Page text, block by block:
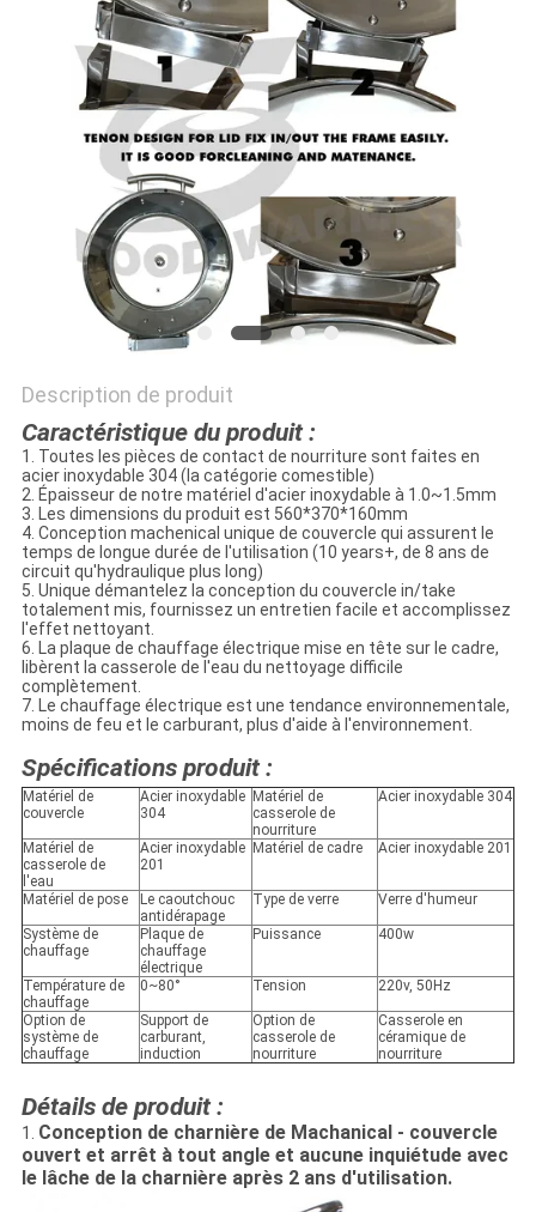
PRIVACY
POLICY
Description de produit
Caractéristique du produit :
1. Toutes les pièces de contact de nourriture sont faites en
acier inoxydable 304 (la catégorie comestible)
2. Épaisseur de notre matériel d'acier inoxydable à 1.0~1.5mm
3. Les dimensions du produit est 560*370*160mm
4. Conception machenical unique de couvercle qui assurent le
temps de longue durée de l'utilisation (10 years+, de 8 ans de
circuit qu'hydraulique plus long)
5. Unique démantelez la conception du couvercle in/take
totalement mis, fournissez un entretien facile et accomplissez
l'effet nettoyant.
6. La plaque de chauffage électrique mise en tête sur le cadre,
libèrent la casserole de l'eau du nettoyage difficile
complètement.
7. Le chauffage électrique est une tendance environnementale,
moins de feu et le carburant, plus d'aide à l'environnement.
Spécifications produit :
Matériel de
couvercle
Acier inoxydable
304
Matériel de
casserole de
nourriture
Acier inoxydable 304
Matériel de
casserole de
l'eau
Acier inoxydable
201
Matériel de cadre Acier inoxydable 201
Matériel de pose
Le caoutchouc
antidérapage
Type de verre Verre d'humeur
Système de
chauffage
Plaque de
chauffage
électrique
Puissance 400w
Température de
chauffage
0~80° Tension 220v, 50Hz
Option de
système de
chauffage
Support de
carburant,
induction
Option de
casserole de
nourriture
Casserole en
céramique de
nourriture
Détails de produit :
1. Conception de charnière de Machanical - couvercle
ouvert et arrêt à tout angle et aucune inquiétude avec
le lâche de la charnière après 2 ans d'utilisation.